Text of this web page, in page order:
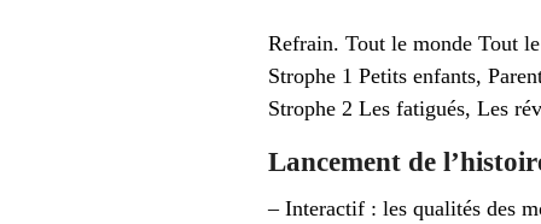
Refrain. Tout le monde Tout
Strophe 1 Petits enfants,
Strophe 2 Les fatigués, Les
Lancement de
– Interactif : les qualités des